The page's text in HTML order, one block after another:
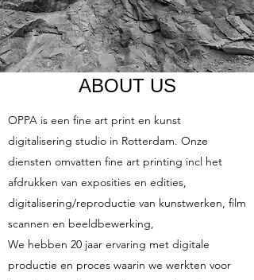
ABOUT US
OPPA is een fine art print en kunst
digitalisering studio in Rotterdam. Onze
diensten omvatten fine art printing incl het
afdrukken van exposities en edities,
digitalisering/reproductie van kunstwerken, film
scannen en beeldbewerking,
We hebben 20 jaar ervaring met digitale
productie en proces waarin we werkten voor